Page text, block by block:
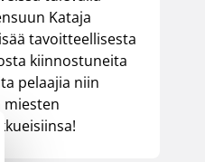
Kataja
tavoitteellisesta
kiinnostuneita
pelaajia niin
miesten